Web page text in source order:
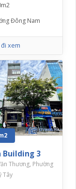
Đông Nam
xem
Building 3
Thương, Phường
Tây